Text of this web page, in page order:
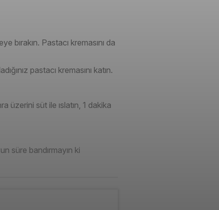
bırakın. Pastacı kremasını da
pastacı kremasını katın.
üzerini süt ile ıslatın, 1 dakika
süre bandırmayın ki